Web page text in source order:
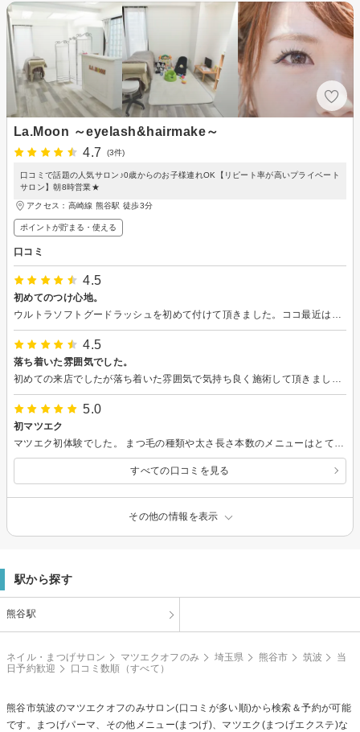
La.Moon ～eyelash&hairmake～
4.7
(3件)
口コミで話題の人気サロン♪0歳からのお子様連れOK【リピート率が高いプライベート
サロン】朝8時営業★
アクセス：高崎線 熊谷駅 徒歩3分
ポイントが貯まる・使える
口コミ
4.5
初めてのつけ心地。
4.5
落ち着いた雰囲気でした。
5.0
初マツエク
すべての口コミを見る
その他の情報を表示
駅から探す
熊谷駅
ネイル・まつげサロン マツエクオフのみ 埼玉県 熊谷市 筑波
当
日予約歓迎
口コミ数順（すべて）
熊谷市筑波のマツエクオフのみサロン(口コミが多い順)から検索＆予約が可能
です。まつげパーマ、その他メニュー(まつげ)、マツエク(まつげエクステ)な